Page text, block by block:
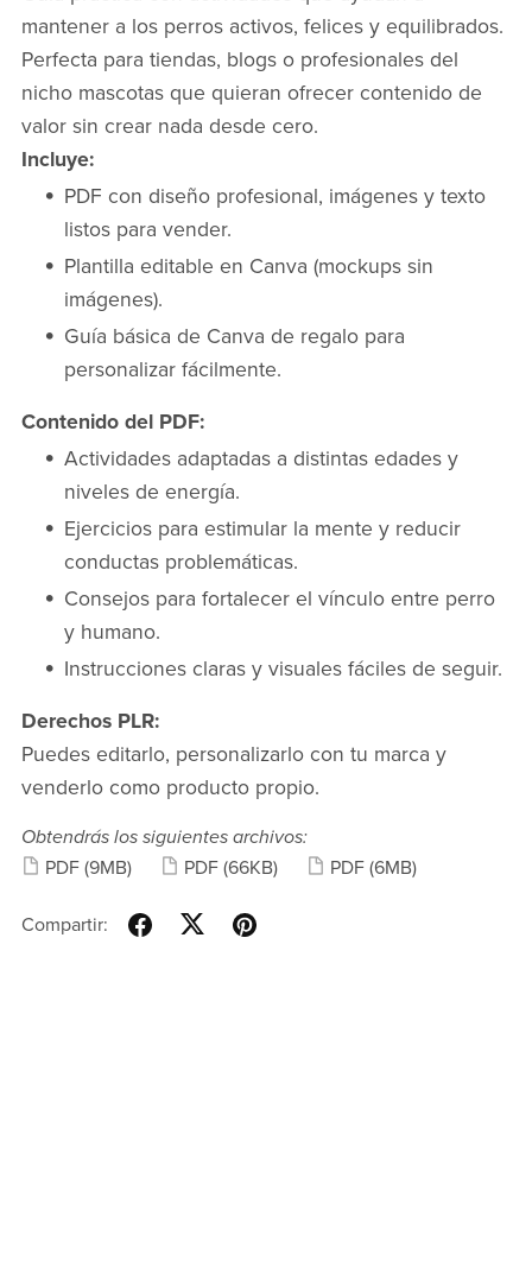
mantener a los perros activos, felices y equilibrados.
Perfecta para tiendas, blogs o profesionales del
nicho mascotas que quieran ofrecer contenido de
valor sin crear nada desde cero.
Incluye:
PDF con diseño profesional, imágenes y texto
listos para vender.
Plantilla editable en Canva (mockups sin
imágenes).
Guía básica de Canva de regalo para
personalizar fácilmente.
Contenido del PDF:
Actividades adaptadas a distintas edades y
niveles de energía.
Ejercicios para estimular la mente y reducir
conductas problemáticas.
Consejos para fortalecer el vínculo entre perro
y humano.
Instrucciones claras y visuales fáciles de seguir.
Derechos PLR:
Puedes editarlo, personalizarlo con tu marca y
venderlo como producto propio.
Obtendrás los siguientes archivos:
PDF (9MB) PDF (66KB) PDF (6MB)
Compartir: